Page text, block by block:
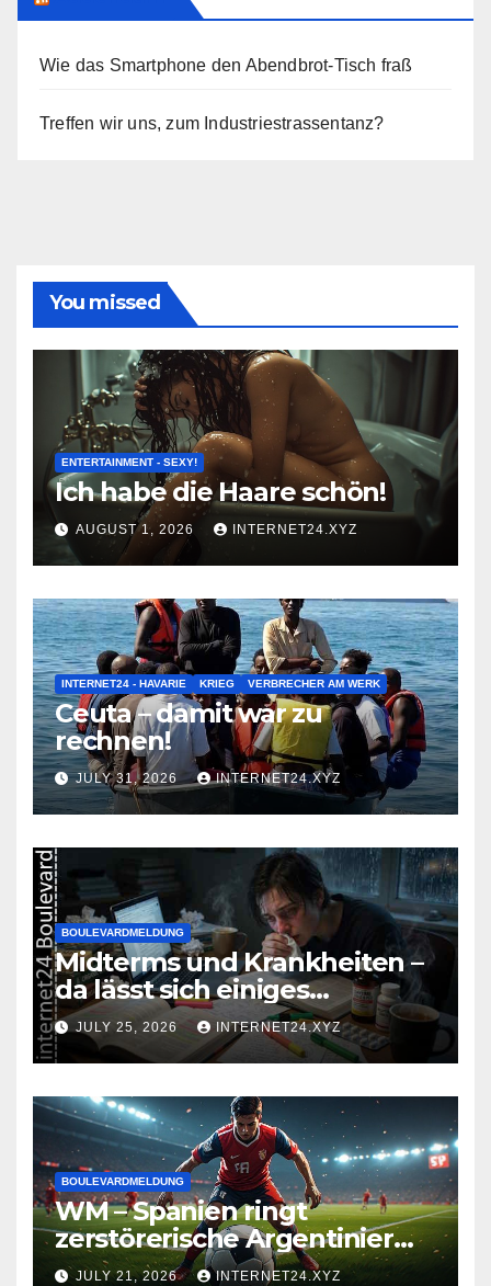
Wie das Smartphone den Abendbrot-Tisch fraß
Treffen wir uns, zum Industriestrassentanz?
You missed
ENTERTAINMENT - SEXY!
Ich habe die Haare schön!
AUGUST 1, 2026 INTERNET24.XYZ
INTERNET24 - HAVARIE KRIEG VERBRECHER AM WERK
Ceuta – damit war zu
rechnen!
JULY 31, 2026 INTERNET24.XYZ
BOULEVARDMELDUNG
Midterms und Krankheiten –
da lässt sich einiges
zusammenbrauen!
JULY 25, 2026 INTERNET24.XYZ
BOULEVARDMELDUNG
WM – Spanien ringt
zerstörerische Argentinier
nieder
JULY 21, 2026 INTERNET24.XYZ